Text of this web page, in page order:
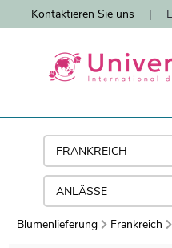
Kontaktieren Sie uns |
Blumenlieferung Frankreich